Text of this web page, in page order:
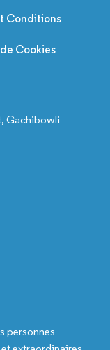
Conditions
Cookies
Gachibowli
personnes